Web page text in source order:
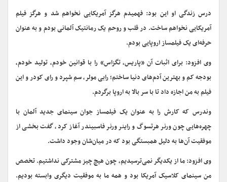
درس زندگی او این بود: فهمیدم هرگز آمریکایی نخواهم شد و هرگز فیلم
آمریکایی نخواهم ساخت. در قلب و روحم یک رمانتیک آلمانی بودم و به عنوان
حرفه‌ای یک فیلمساز اروپایی بودم.
وی افزود: برای اثبات آن «پاریس، تگزاس» را با قوانین خودم، تولید خودم،
بودجه‌ کم و بهترین آدم‌های دنیا ساختم؛ رابی مولر، سم شپرد و رای کودر و این
فیلم به من اجازه داد تا با سر بالا به اروپا برگردم.
وندرس که کارش را به عنوان یک فیلمساز جوان سینمای جدید آلمان با
چهره‌هایی چون ورنر هرتسوگ و راینر ورنر فاسبیندر آغاز کرد، گفت بخشی از
موفقیت آن‌ها به دلیل همبستگی‌ بود که در میان‌شان وجود داشت.
وی افزود: ما از یکدیگر نمی‌ترسیدیم، چون هیچ چیز مشترکی نداشتیم. تخصص
من سینمای کلاسیک آمریکا بود و همه ما به موفقیت دیگری وابسته بودیم.